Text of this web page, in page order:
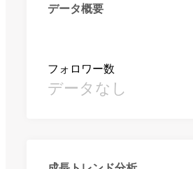
データ概要
フォロワー数
データなし